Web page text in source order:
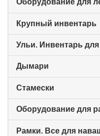
Оборудование для
Крупный инвентарь
Ульи. Инвентарь
Дымари
Стамески
Оборудование для
Рамки. Все для